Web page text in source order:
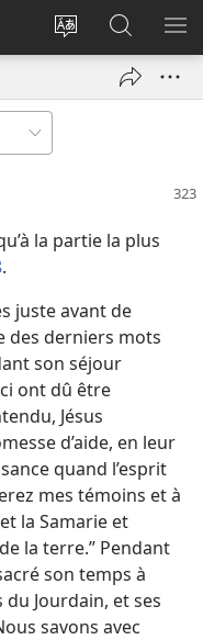
Changer
langue
Se
connecter
nouvelle
sur
JW.ORG
la partie la plus
.
juste avant de
des derniers mots
son séjour
ont dû être
Jésus
d’aide, en leur
quand l’esprit
mes témoins et à
la Samarie et
la terre.” Pendant
son temps à
Jourdain, et ses
savons avec